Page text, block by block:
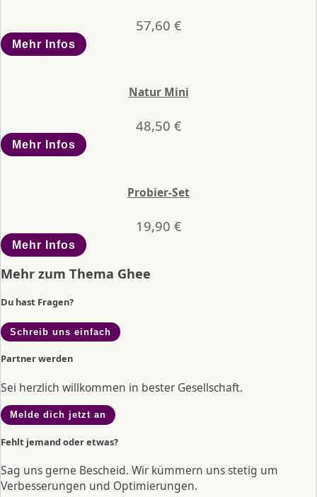
57,60 €
Mehr Infos
Natur Mini
48,50 €
Mehr Infos
Probier-Set
19,90 €
Mehr Infos
Mehr zum Thema Ghee
Du hast Fragen?
Schreib uns einfach
Partner werden
Sei herzlich willkommen in bester Gesellschaft.
Melde dich jetzt an
Fehlt jemand oder etwas?
Sag uns gerne Bescheid. Wir kümmern uns stetig um
Verbesserungen und Optimierungen.